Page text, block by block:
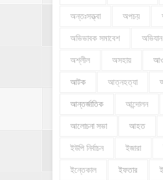
অন্তঃসত্ত্বা অপচয়
অভিভাবক সমাবেশ অভিযান
অশ্লীল অসহায়
আটক আত্নহত্যা
আন্তর্জাতিক আন্দোলন
আলোচনা সভা আহত
ইউপি নির্বাচন ইজারা
ইন্তেকাল ইফতার